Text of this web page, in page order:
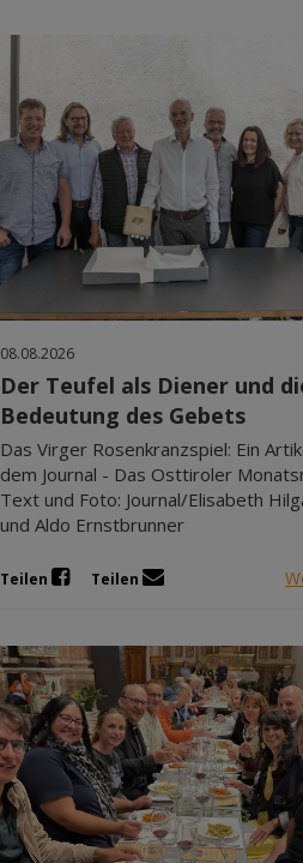
08.08.2026
Der Teufel als Diener und
Bedeutung des Gebets
Das Virger Rosenkranzspiel: Ein
dem Journal - Das Osttiroler
Text und Foto: Journal/Elisabeth
und Aldo Ernstbrunner
Teilen Teilen